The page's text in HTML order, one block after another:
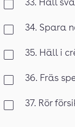
33. Häll
34. Spara
35. Häll i
36. Fräs
37. Rör